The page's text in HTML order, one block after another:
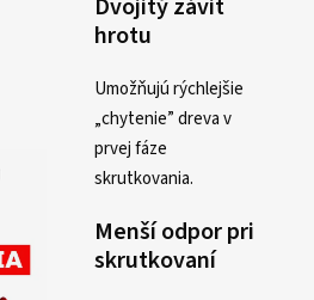
Dvojitý závit
hrotu
Umožňujú rýchlejšie
„chytenie” dreva v
prvej fáze
skrutkovania.
Menší odpor pri
skrutkovaní